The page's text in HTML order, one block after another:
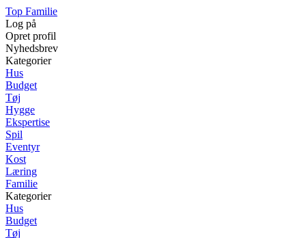
Top Familie
Log på
Opret profil
Nyhedsbrev
Kategorier
Hus
Budget
Tøj
Hygge
Ekspertise
Spil
Eventyr
Kost
Læring
Familie
Kategorier
Hus
Budget
Tøj